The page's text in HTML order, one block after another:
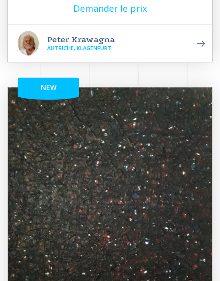
Demander le prix
Peter Krawagna
AUTRICHE, KLAGENFURT
NEW